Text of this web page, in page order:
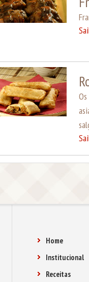
Home
Institucional
Receitas